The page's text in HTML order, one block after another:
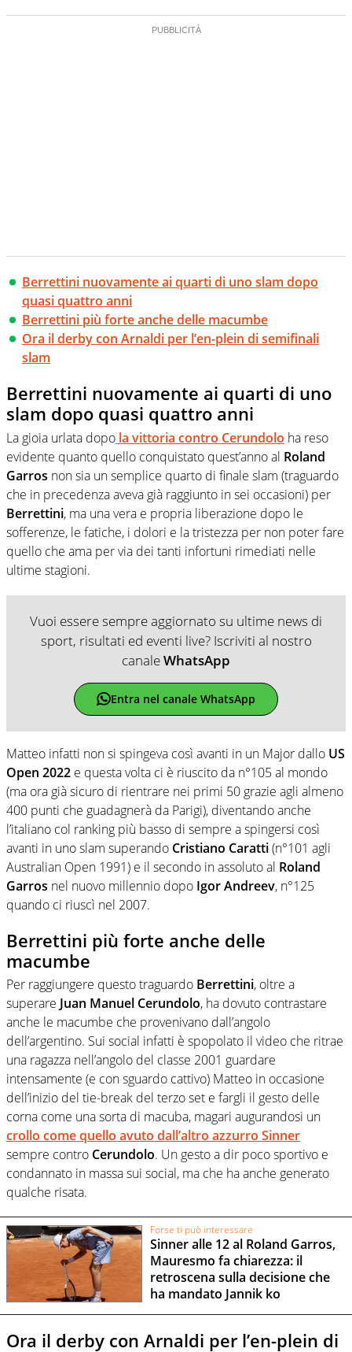
Berrettini nuovamente ai quarti di uno slam dopo
quasi quattro anni
Berrettini più forte anche delle macumbe
Ora il derby con Arnaldi per l’en-plein di semifinali
slam
Berrettini nuovamente ai quarti di uno
slam dopo quasi quattro anni
La gioia urlata dopo la vittoria contro Cerundolo ha reso
evidente quanto quello conquistato quest’anno al Roland
Garros non sia un semplice quarto di finale slam (traguardo
che in precedenza aveva già raggiunto in sei occasioni) per
Berrettini, ma una vera e propria liberazione dopo le
sofferenze, le fatiche, i dolori e la tristezza per non poter fare
quello che ama per via dei tanti infortuni rimediati nelle
ultime stagioni.
Vuoi essere sempre aggiornato su ultime news di
sport, risultati ed eventi live? Iscriviti al nostro
canaleWhatsApp
Entra nel canale WhatsApp
Matteo infatti non si spingeva così avanti in un Major dallo US
Open 2022 e questa volta ci è riuscito da n°105 al mondo
(ma ora già sicuro di rientrare nei primi 50 grazie agli almeno
400 punti che guadagnerà da Parigi), diventando anche
l’italiano col ranking più basso di sempre a spingersi così
avanti in uno slam superando Cristiano Caratti(n°101 agli
Australian Open 1991) e il secondo in assoluto al Roland
Garros nel nuovo millennio dopo Igor Andreev, n°125
quando ci riuscì nel 2007.
Berrettini più forte anche delle
macumbe
Per raggiungere questo traguardo Berrettini, oltre a
superare Juan Manuel Cerundolo, ha dovuto contrastare
anche le macumbe che provenivano dall’angolo
dell’argentino. Sui social infatti è spopolato il video che ritrae
una ragazza nell’angolo del classe 2001 guardare
intensamente (e con sguardo cattivo) Matteo in occasione
dell’inizio del tie-break del terzo set e fargli il gesto delle
corna come una sorta di macuba, magari augurandosi un
crollo come quello avuto dall’altro azzurro Sinner
sempre contro Cerundolo. Un gesto a dir poco sportivo e
condannato in massa sui social, ma che ha anche generato
qualche risata.
Forse ti può interessare
Sinner alle 12 al Roland Garros,
Mauresmo fa chiarezza: il
retroscena sulla decisione che
ha mandato Jannik ko
Ora il derby con Arnaldi per l’en-plein di